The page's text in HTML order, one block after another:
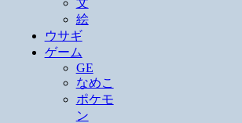
絵
ウサギ
ゲーム
GE
なめこ
ポケモ
ン